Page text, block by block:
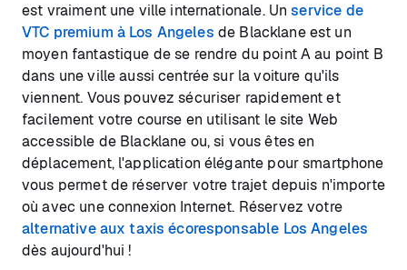
est vraiment une ville internationale. Unservice de
VTC premium à Los Angeles de Blacklane est un
moyen fantastique de se rendre du point A au point B
dans une ville aussi centrée sur la voiture qu'ils
viennent. Vous pouvez sécuriser rapidement et
facilement votre course en utilisant le site Web
accessible de Blacklane ou, si vous êtes en
déplacement, l'application élégante pour smartphone
vous permet de réserver votre trajet depuis n'importe
où avec une connexion Internet. Réservez votre
alternative aux taxis écoresponsable Los Angeles
dès aujourd'hui !